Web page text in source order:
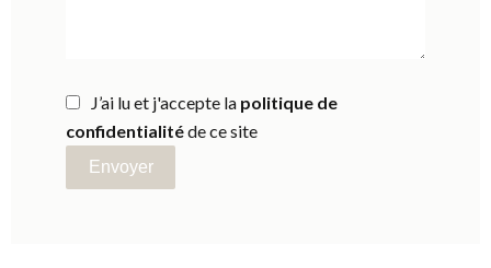
J’ai lu et j'accepte la politique de
confidentialitéde ce site
Envoyer